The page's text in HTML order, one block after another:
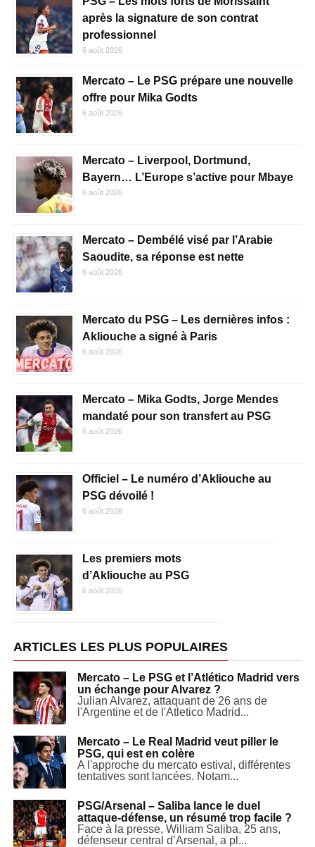
après la signature de son contrat
professionnel
6 août 2026
Mercato – Le PSG prépare une nouvelle
offre pour Mika Godts
6 août 2026
Mercato – Liverpool, Dortmund,
Bayern… L’Europe s’active pour Mbaye
6 août 2026
Mercato – Dembélé visé par l’Arabie
Saoudite, sa réponse est nette
6 août 2026
Mercato du PSG – Les dernières infos :
Akliouche a signé à Paris
6 août 2026
Mercato – Mika Godts, Jorge Mendes
mandaté pour son transfert au PSG
6 août 2026
Officiel – Le numéro d’Akliouche au
PSG dévoilé !
6 août 2026
Les premiers mots
d’Akliouche au PSG
6 août 2026
ARTICLES LES PLUS POPULAIRES
Mercato – Le PSG et l’Atlético Madrid vers
un échange pour Alvarez ?
Julian Alvarez, attaquant de 26 ans de
l'Argentine et de l'Atletico Madrid...
Mercato – Le Real Madrid veut piller le
PSG, qui est en colère
A l'approche du mercato estival, différentes
tentatives sont lancées. Notam...
PSG/Arsenal – Saliba lance le duel
attaque-défense, un résumé trop facile ?
Face à la presse, William Saliba, 25 ans,
défenseur central d’Arsenal, a pl...